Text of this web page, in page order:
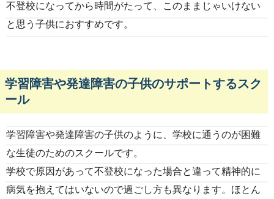
不登校になってから時間がたって、このままじゃいけない
と思う子供におすすめです。
学習障害や発達障害の子供のサポートするスク
ール
学習障害や発達障害の子供のように、学校に通うのが困難
な生徒のためのスクールです。
学校で原因があって不登校になった場合と違って精神的に
病気を抱えてはいないので過ごし方も異なります。ほとん